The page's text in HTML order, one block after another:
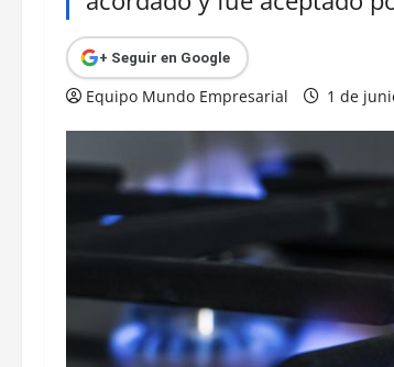
+ Seguir en Google
Equipo Mundo Empresarial 1 de